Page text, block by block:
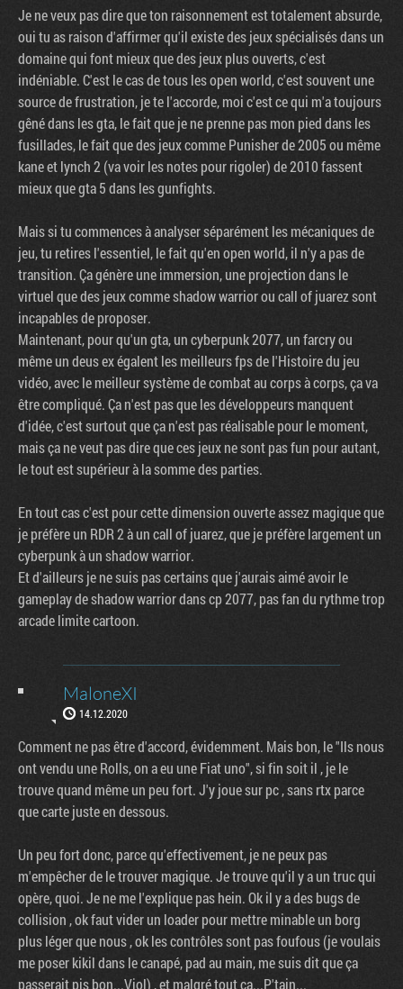
Je ne veux pas dire que ton raisonnement est totalement absurde,
oui tu as raison d'affirmer qu'il existe des jeux spécialisés dans un
domaine qui font mieux que des jeux plus ouverts, c'est
indéniable. C'est le cas de tous les open world, c'est souvent une
source de frustration, je te l'accorde, moi c'est ce qui m'a toujours
gêné dans les gta, le fait que je ne prenne pas mon pied dans les
fusillades, le fait que des jeux comme Punisher de 2005 ou même
kane et lynch 2 (va voir les notes pour rigoler) de 2010 fassent
mieux que gta 5 dans les gunfights.
Mais si tu commences à analyser séparément les mécaniques de
jeu, tu retires l'essentiel, le fait qu'en open world, il n'y a pas de
transition. Ça génère une immersion, une projection dans le
virtuel que des jeux comme shadow warrior ou call of juarez sont
incapables de proposer.
Maintenant, pour qu'un gta, un cyberpunk 2077, un farcry ou
même un deus ex égalent les meilleurs fps de l'Histoire du jeu
vidéo, avec le meilleur système de combat au corps à corps, ça va
être compliqué. Ça n'est pas que les développeurs manquent
d'idée, c'est surtout que ça n'est pas réalisable pour le moment,
mais ça ne veut pas dire que ces jeux ne sont pas fun pour autant,
le tout est supérieur à la somme des parties.
En tout cas c'est pour cette dimension ouverte assez magique que
je préfère un RDR 2 à un call of juarez, que je préfère largement un
cyberpunk à un shadow warrior.
Et d'ailleurs je ne suis pas certains que j'aurais aimé avoir le
gameplay de shadow warrior dans cp 2077, pas fan du rythme trop
arcade limite cartoon.
MaloneXI
14.12.2020
Comment ne pas être d'accord, évidemment. Mais bon, le "Ils nous
ont vendu une Rolls, on a eu une Fiat uno", si fin soit il , je le
trouve quand même un peu fort. J'y joue sur pc , sans rtx parce
que carte juste en dessous.
Un peu fort donc, parce qu'effectivement, je ne peux pas
m'empêcher de le trouver magique. Je trouve qu'il y a un truc qui
opère, quoi. Je ne me l'explique pas hein. Ok il y a des bugs de
collision , ok faut vider un loader pour mettre minable un borg
plus léger que nous , ok les contrôles sont pas foufous (je voulais
me poser kikil dans le canapé, pad au main, me suis dit que ça
passerait pis bon...Viol) , et malgré tout ça...P'tain...